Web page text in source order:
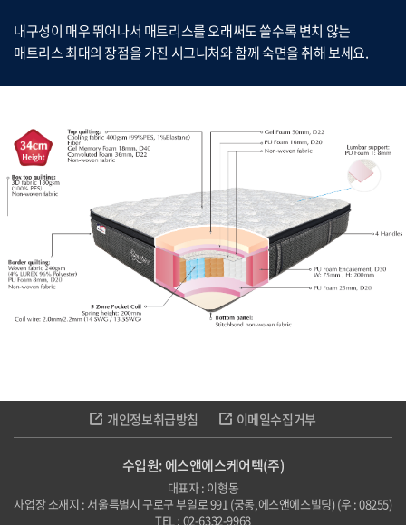
내구성이 매우 뛰어나서 매트리스를 오래써도 쓸수록 변치 않는
매트리스 최대의 장점을 가진 시그니처와 함께 숙면을 취해 보세요.
개인정보취급방침 이메일수집거부
수입원: 에스앤에스케어텍(주)
대표자 : 이형동
사업장 소재지 : 서울특별시 구로구 부일로 991 (궁동,에스앤에스빌딩) (우 : 08255)
TEL : 02-6332-9968